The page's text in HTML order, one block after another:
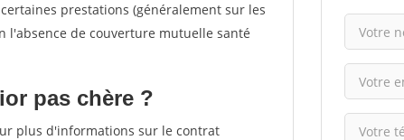
prestations (généralement sur les
l'absence de couverture mutuelle santé
pas chère ?
plus d'informations sur le contrat